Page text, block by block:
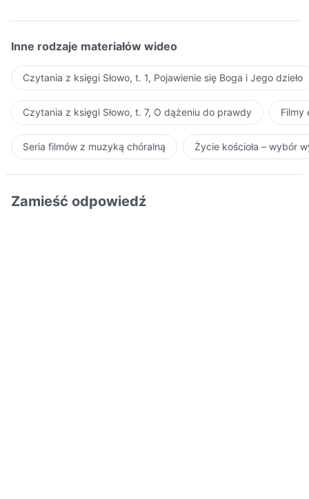
Inne rodzaje materiałów wideo
Czytania z księgi Słowo, t. 1, Pojawienie się Boga i Jego dzieło
Czytania z księgi Słowo, t. 7, O dążeniu do prawdy Filmy
Seria filmów z muzyką chóralną Życie kościoła – wybór
Zamieść odpowiedź